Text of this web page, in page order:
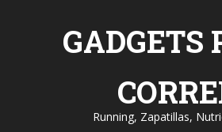
GADGETS
Running, Zapatillas,